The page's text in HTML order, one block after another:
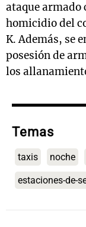
ataque armado
homicidio del
K. Además, se
posesión de
los
Temas
taxis noche
estaciones-de-